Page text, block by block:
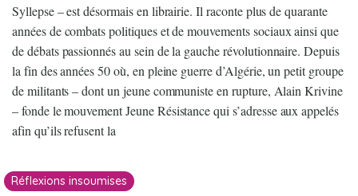
Syllepse – est désormais en librairie. Il raconte plus de quarante
années de combats politiques et de mouvements sociaux ainsi que
de débats passionnés au sein de la gauche révolutionnaire. Depuis
la fin des années 50 où, en pleine guerre d’Algérie, un petit groupe
de militants – dont un jeune communiste en rupture, Alain Krivine
– fonde le mouvement Jeune Résistance qui s’adresse aux appelés
afin qu’ils refusent la
Réflexions insoumises